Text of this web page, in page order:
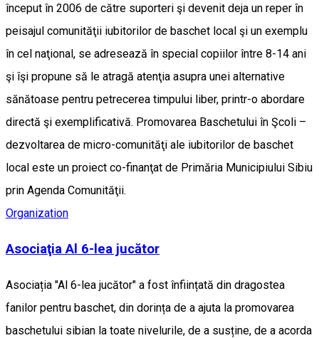
început în 2006 de către suporteri şi devenit deja un reper în
peisajul comunităţii iubitorilor de baschet local şi un exemplu
în cel naţional, se adresează în special copiilor între 8-14 ani
şi îşi propune să le atragă atenţia asupra unei alternative
sănătoase pentru petrecerea timpului liber, printr-o abordare
directă şi exemplificativă. Promovarea Baschetului în Şcoli –
dezvoltarea de micro-comunităţi ale iubitorilor de baschet
local este un proiect co-finanţat de Primăria Municipiului Sibiu
prin Agenda Comunităţii.
Organization
Asociaţia Al 6-lea jucător
Asociația "Al 6-lea jucător" a fost înființată din dragostea
fanilor pentru baschet, din dorința de a ajuta la promovarea
baschetului sibian la toate nivelurile, de a susține, de a acorda